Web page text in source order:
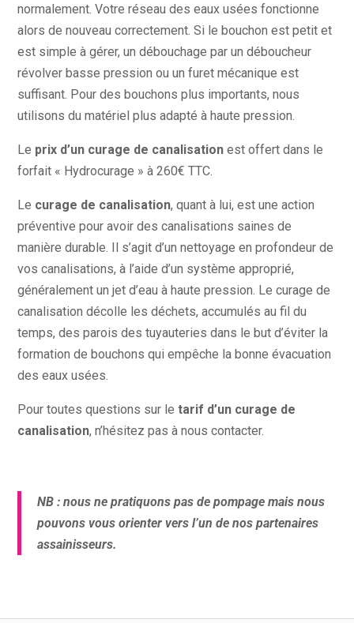
normalement. Votre réseau des eaux usées fonctionne
alors de nouveau correctement. Si le bouchon est petit et
est simple à gérer, un débouchage par un déboucheur
révolver basse pression ou un furet mécanique est
suffisant. Pour des bouchons plus importants, nous
utilisons du matériel plus adapté à haute pression.
Le prix d’un curage de canalisation est offert dans le
forfait « Hydrocurage » à 260€ TTC.
Le curage de canalisation, quant à lui, est une action
préventive pour avoir des canalisations saines de
manière durable. Il s’agit d’un nettoyage en profondeur de
vos canalisations, à l’aide d’un système approprié,
généralement un jet d’eau à haute pression. Le curage de
canalisation décolle les déchets, accumulés au fil du
temps, des parois des tuyauteries dans le but d’éviter la
formation de bouchons qui empêche la bonne évacuation
des eaux usées.
Pour toutes questions sur letarif d’un curage de
canalisation, n’hésitez pas à nous contacter.
NB : nous ne pratiquons pas de pompage mais nous
pouvons vous orienter vers l’un de nos partenaires
assainisseurs.